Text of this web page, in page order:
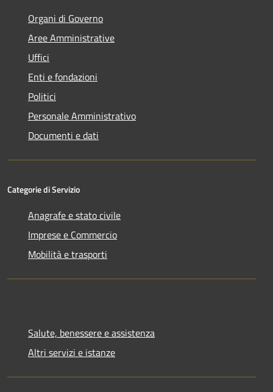
Organi di Governo
Aree Amministrative
Uffici
Enti e fondazioni
Politici
Personale Amministrativo
Documenti e dati
Categorie di Servizio
Anagrafe e stato civile
Imprese e Commercio
Mobilità e trasporti
Salute, benessere e assistenza
Altri servizi e istanze